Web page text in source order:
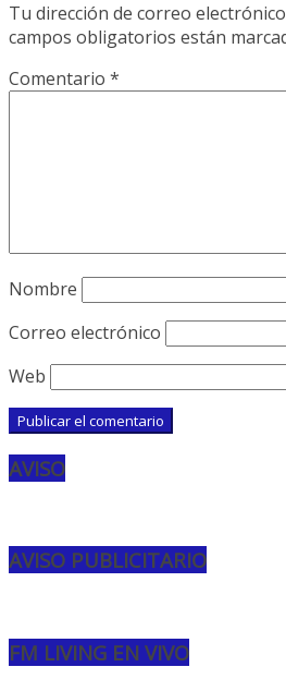
Tu dirección de correo
campos obligatorios están
Comentario *
Nombre
Correo electrónico
Web
AVISO
AVISO PUBLICITARIO
FM LIVING EN VIVO